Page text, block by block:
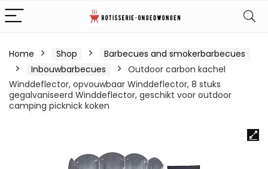
Home Shop
Barbecues and smokerbarbecues
Inbouwbarbecues
Outdoor carbon kachel
Winddeflector, opvouwbaar Winddeflector, 8 stuks
gegalvaniseerd Winddeflector, geschikt voor outdoor
camping picknick koken